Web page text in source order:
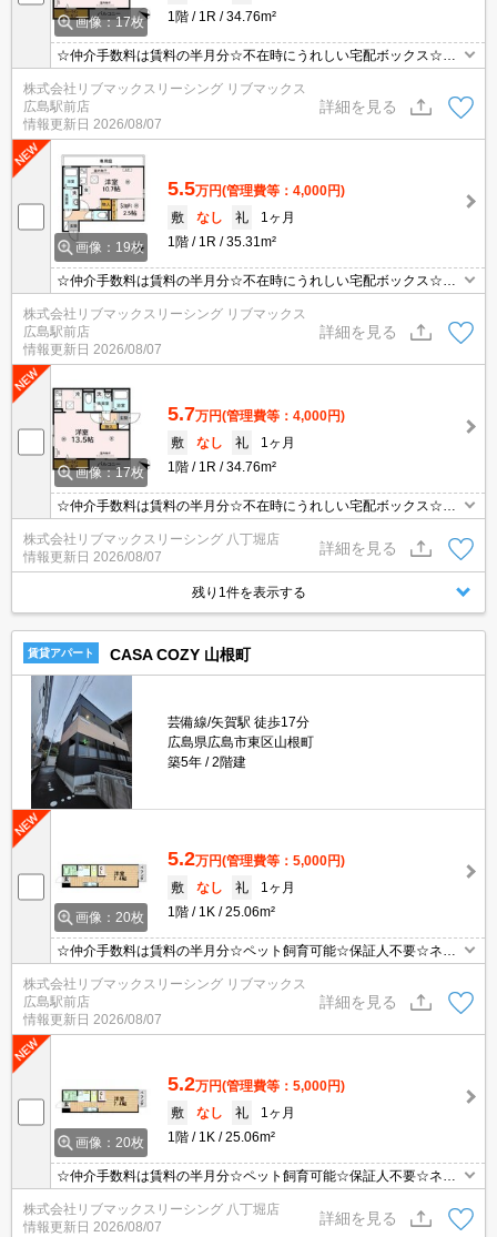
画像：17枚
1階
1R 34.76m²
☆仲介手数料は賃料の半月分☆不在時にうれしい宅配ボックス☆ネ
ット無料☆２口コンロのシステムキッチン☆温水洗浄便座やウォー
クインクローゼットなど人気の室内設備あり☆モニタ付オートロッ
ク完備でセキュリティーは安心☆彡
株式会社リブマックスリーシング リブマックス
広島駅前店
情報更新日 2026/08/07
詳細を見る
画像：19枚
5.5万円(管理費等：4,000円)
敷
なし 礼
1ヶ月
1階
1R 35.31m²
☆仲介手数料は賃料の半月分☆不在時にうれしい宅配ボックス☆ネ
ット無料☆２口コンロのシステムキッチン☆温水洗浄便座や独立洗
面台あり☆モニタ付オートロック完備でセキュリティーは安心☆近
隣にスーパーやコンビニがあり住環境良好☆彡
株式会社リブマックスリーシング リブマックス
広島駅前店
情報更新日 2026/08/07
詳細を見る
画像：17枚
5.7万円(管理費等：4,000円)
敷
なし 礼
1ヶ月
1階
1R 34.76m²
☆仲介手数料は賃料の半月分☆不在時にうれしい宅配ボックス☆ネ
ット無料☆２口コンロのシステムキッチン☆温水洗浄便座やウォー
クインクローゼットなど人気の室内設備あり☆モニタ付オートロッ
ク完備でセキュリティーは安心☆彡
株式会社リブマックスリーシング 八丁堀店
情報更新日 2026/08/07
詳細を見る
残り1件を表示する
賃貸アパート CASA COZY 山根町
芸備線/矢賀駅 徒歩17分
広島県広島市東区山根町
築5年
2階建
画像：20枚
5.2万円(管理費等：5,000円)
敷
なし 礼
1ヶ月
1階
1K 25.06m²
☆仲介手数料は賃料の半月分☆ペット飼育可能☆保証人不要☆ネッ
ト使用料無料☆2口キッチンや浴室乾燥機など人気の室内設備充実
☆モニター付きオートロックで防犯面も安心です☆彡
株式会社リブマックスリーシング リブマックス
広島駅前店
情報更新日 2026/08/07
詳細を見る
画像：20枚
5.2万円(管理費等：5,000円)
敷
なし 礼
1ヶ月
1階
1K 25.06m²
☆仲介手数料は賃料の半月分☆ペット飼育可能☆保証人不要☆ネッ
ト使用料無料☆2口キッチンや浴室乾燥機など人気の室内設備充実
☆モニター付きオートロックで防犯面も安心です☆彡
株式会社リブマックスリーシング 八丁堀店
情報更新日 2026/08/07
詳細を見る